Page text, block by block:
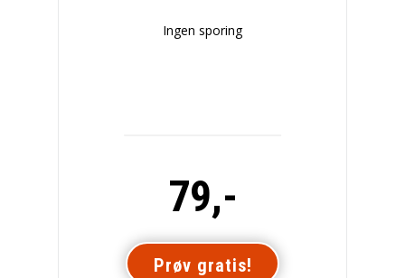
Ingen sporing
79,-
Prøv gratis!